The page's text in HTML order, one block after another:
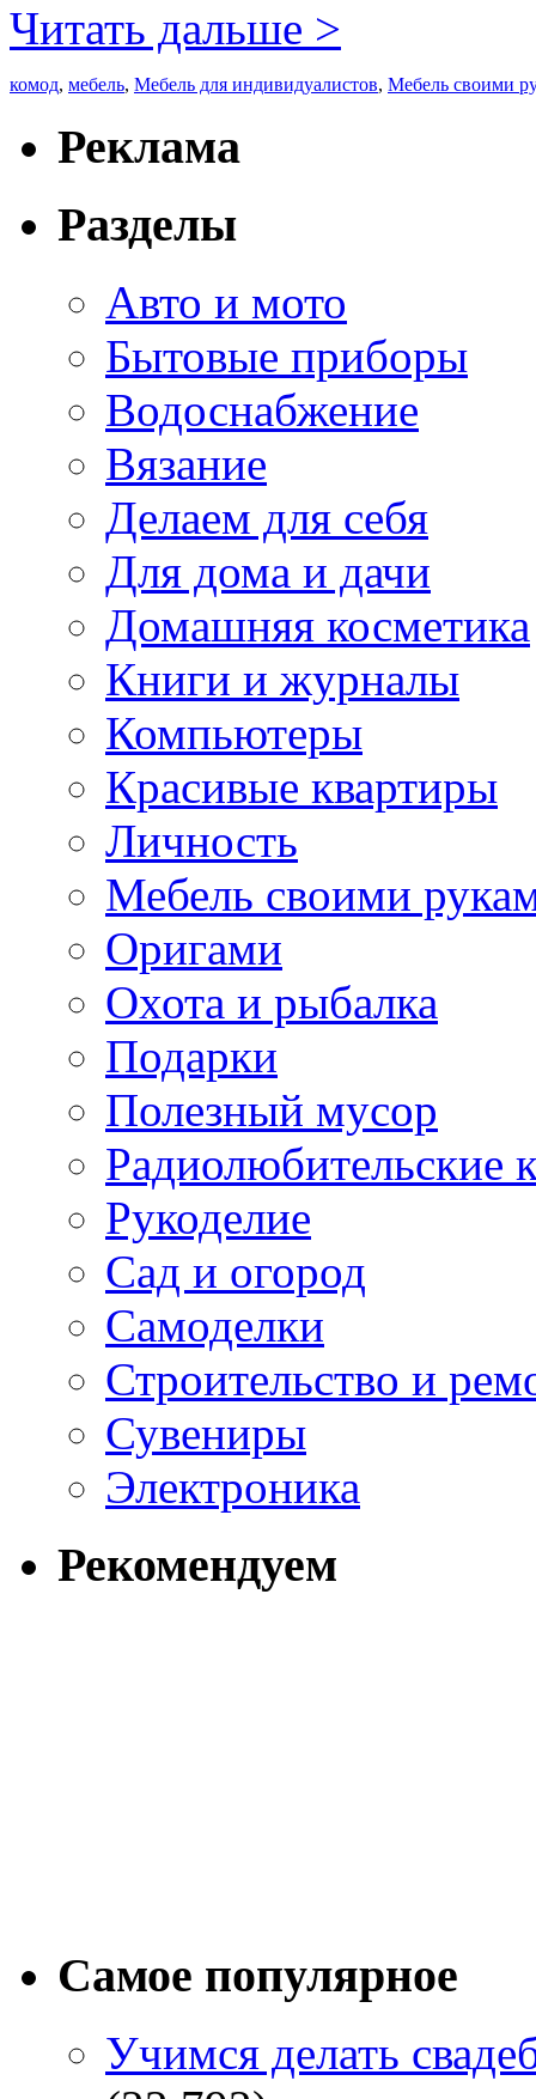
Читать дальше >
комод, мебель, Мебель для индивидуалистов, Мебель своими
Реклама
Разделы
Авто и мото
Бытовые приборы
Водоснабжение
Вязание
Делаем для себя
Для дома и дачи
Домашняя косметика
Книги и журналы
Компьютеры
Красивые квартиры
Личность
Мебель своими
Оригами
Охота и рыбалка
Подарки
Полезный мусор
Радиолюбительские
Рукоделие
Сад и огород
Самоделки
Строительство и
Сувениры
Электроника
Рекомендуем
Самое популярное
Учимся делать